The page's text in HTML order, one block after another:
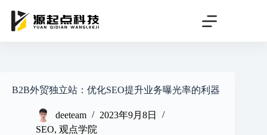
容
B2B外贸独立站：优化SEO提升业务曝光率的利器
deeteam
2023年9月8日
SEO, 观点学院